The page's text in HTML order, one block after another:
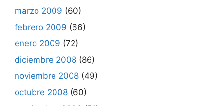
marzo 2009 (60)
febrero 2009 (66)
enero 2009 (72)
diciembre 2008 (86)
noviembre 2008 (49)
octubre 2008 (60)